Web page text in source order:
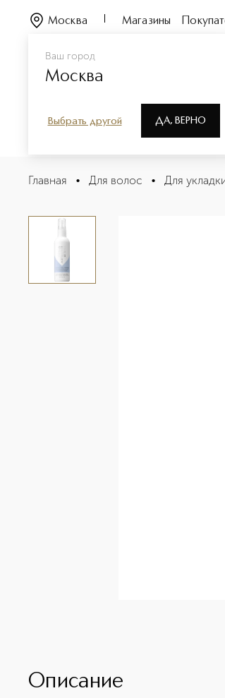
Ваш город
Москва
Выбрать другой ДА, ВЕРНО
Москва Магазины
Парфюмерия
STYLING Праймер термозащитный
Описание
Главная • Для волос • Для
Описание